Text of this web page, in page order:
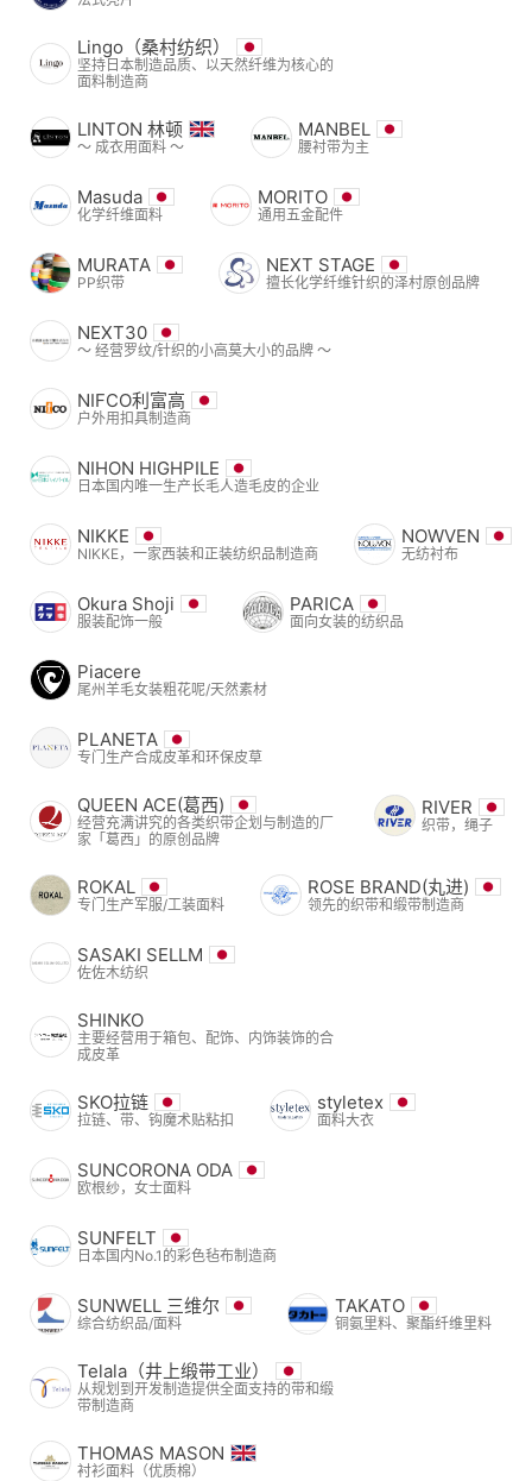
Lingo（桑村纺织）
坚持日本制造品质、以天然纤维为核心的
面料制造商
LINTON 林顿
〜 成衣用面料 〜
MANBEL
腰衬带为主
Masuda
化学纤维面料
MORITO
通用五金配件
MURATA
PP织带
NEXT STAGE
擅长化学纤维针织的泽村原创品牌
NEXT30
〜 经营罗纹/针织的小高莫大小的品牌 〜
NIFCO利富高
户外用扣具制造商
NIHON HIGHPILE
日本国内唯一生产长毛人造毛皮的企业
NIKKE
NIKKE，一家西装和正装纺织品制造商
NOWVEN
无纺衬布
Okura Shoji
服装配饰一般
PARICA
面向女装的纺织品
Piacere
尾州羊毛女装粗花呢/天然素材
PLANETA
专门生产合成皮革和环保皮草
QUEEN ACE(葛西)
经营充满讲究的各类织带企划与制造的厂
家「葛西」的原创品牌
RIVER
织带，绳子
ROKAL
专门生产军服/工装面料
ROSE BRAND(丸进)
领先的织带和缎带制造商
SASAKI SELLM
佐佐木纺织
SHINKO
主要经营用于箱包、配饰、内饰装饰的合
成皮革
SKO拉链
拉链、带、钩魔术贴粘扣
styletex
面料大衣
SUNCORONA ODA
欧根纱，女士面料
SUNFELT
日本国内No.1的彩色毡布制造商
SUNWELL 三维尔
综合纺织品/面料
TAKATO
铜氨里料、聚酯纤维里料
Telala（井上缎带工业）
从规划到开发制造提供全面支持的带和缎
带制造商
THOMAS MASON
衬衫面料（优质棉）